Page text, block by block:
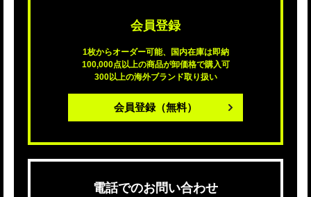
会員登録
1枚からオーダー可能、国内在庫は即納
100,000点以上の商品が卸価格で購入可
300以上の海外ブランド取り扱い
会員登録（無料）
電話でのお問い合わせ